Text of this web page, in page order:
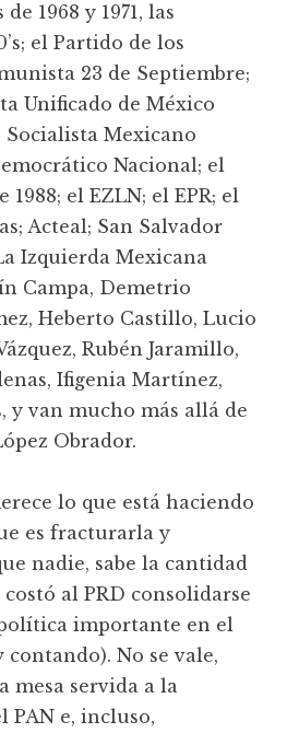
1968 y 1971, las
el Partido de los
23 de Septiembre;
Unificado de México
Socialista Mexicano
Nacional; el
el EZLN; el EPR; el
Acteal; San Salvador
Izquierda Mexicana
Campa, Demetrio
Heberto Castillo, Lucio
Rubén Jaramillo,
Ifigenia Martínez,
y van mucho más allá de
Obrador.
lo que está haciendo
es fracturarla y
nadie, sabe la cantidad
al PRD consolidarse
importante en el
contando). No se vale,
mesa servida a la
PAN e, incluso,